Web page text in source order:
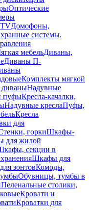
Оптические
Домофоны,
системы,
мебельДиваны,
Диваны П-
Комплекты мягкой
диваныНадувные
пуфыКресла-качалки,
Надувные креслаПуфы,
Кресла
для
горкиШкафы-
для жилой
секции в
Шкафы для
зонтовКомоды,
Обувницы, тумбы в
Пеленальные столики,
Кровати и
Кроватки для